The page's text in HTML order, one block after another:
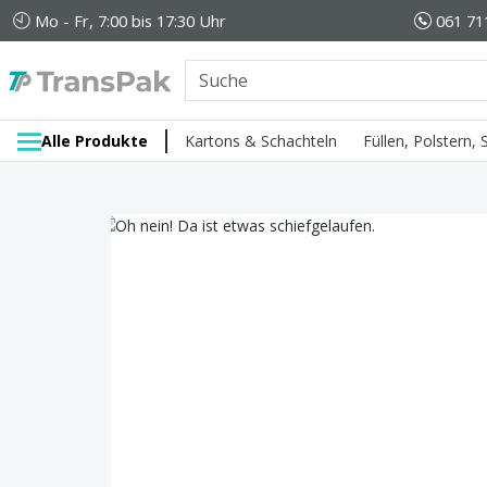
Mo - Fr, 7:00 bis 17:30 Uhr 061
Alle Produkte Kartons & Schachteln Füllen, Polstern,